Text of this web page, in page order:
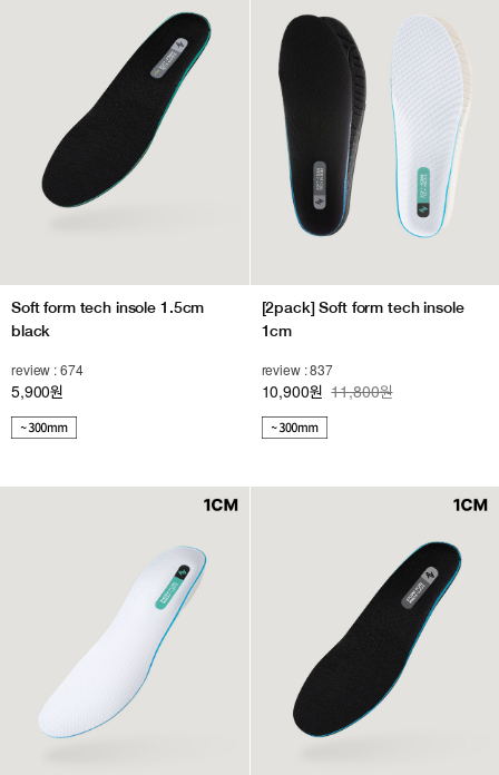
Soft form tech insole 1.5cm
black
review : 674
5,900원
[2pack] Soft form tech insole
1cm
review : 837
10,900원 11,800원